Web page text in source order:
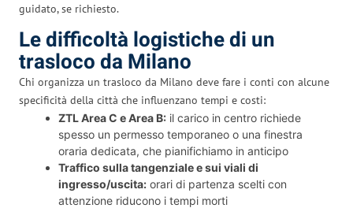
guidato, se richiesto.
Le difficoltà logistiche di un
trasloco da Milano
Chi organizza un trasloco da Milano deve fare i conti con alcune
specificità della città che influenzano tempi e costi:
ZTL Area C e Area B: il carico in centro richiede
spesso un permesso temporaneo o una finestra
oraria dedicata, che pianifichiamo in anticipo
Traffico sulla tangenziale e sui viali di
ingresso/uscita: orari di partenza scelti con
attenzione riducono i tempi morti